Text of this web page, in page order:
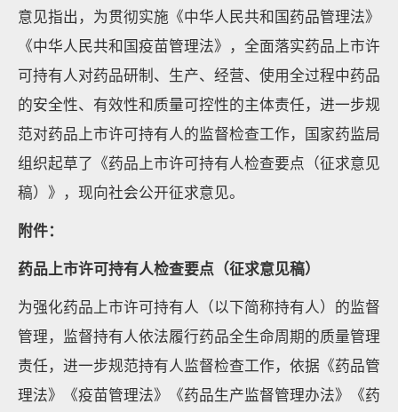
意见指出，为贯彻实施《中华人民共和国药品管理法》
《中华人民共和国疫苗管理法》，全面落实药品上市许
可持有人对药品研制、生产、经营、使用全过程中药品
的安全性、有效性和质量可控性的主体责任，进一步规
范对药品上市许可持有人的监督检查工作，国家药监局
组织起草了《药品上市许可持有人检查要点（征求意见
稿）》，现向社会公开征求意见。
附件：
药品上市许可持有人检查要点 （征求意见稿）
为强化药品上市许可持有人（以下简称持有人）的监督
管理，监督持有人依法履行药品全生命周期的质量管理
责任，进一步规范持有人监督检查工作，依据《药品管
理法》《疫苗管理法》《药品生产监督管理办法》《药